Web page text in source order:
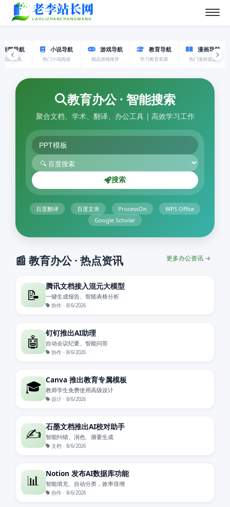
新闻导航
新闻资讯
小说导航
热门小说阅读
游戏导航
精品游戏推荐
教育导航
学习教育资源
漫画导航
热门漫画追更
教育办公 · 智能搜索
聚合文档、学术、翻译、办公工具 | 高效学习工作
搜索
百度翻译 百度文库 ProcessOn
WPS Office
Google Scholar
📰 教育办公 · 热点资讯 更多办公资讯 →
📝
腾讯文档接入混元大模型
一键生成报告、智能表格分析
协作 · 8/6/2026
🤖
钉钉推出AI助理
自动会议纪要、智能问答
协作 · 8/6/2026
🎓 Canva 推出教育专属模板
教师学生免费使用高级设计
设计 · 8/6/2026
✍️ 石墨文档推出AI校对助手
智能纠错、润色、摘要生成
文档 · 8/6/2026
📊 Notion 发布AI数据库功能
智能填充、自动分类，效率倍增
协作 · 8/6/2026